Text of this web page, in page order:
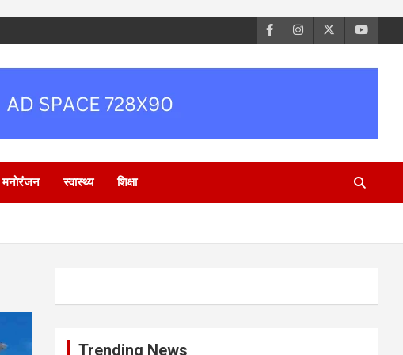
मनोरंजन स्वास्थ्य शिक्षा
Trending News